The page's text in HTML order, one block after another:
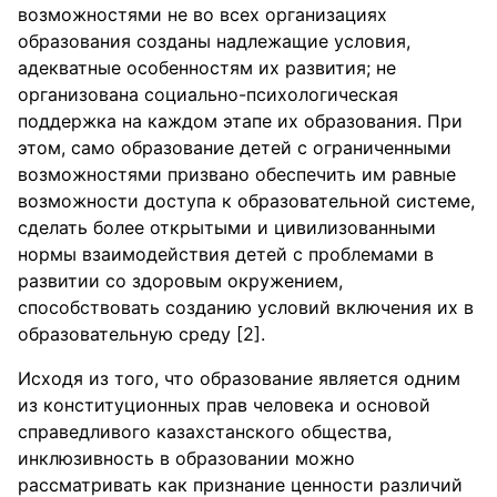
возможностями не во всех организациях
образования созданы надлежащие условия,
адекватные особенностям их развития; не
организована социально-психологическая
поддержка на каждом этапе их образования. При
этом, само образование детей с ограниченными
возможностями призвано обеспечить им равные
возможности доступа к образовательной системе,
сделать более открытыми и цивилизованными
нормы взаимодействия детей с проблемами в
развитии со здоровым окружением,
способствовать созданию условий включения их в
образовательную среду [2].
Исходя из того, что образование является одним
из конституционных прав человека и основой
справедливого казахстанского общества,
инклюзивность в образовании можно
рассматривать как признание ценности различий